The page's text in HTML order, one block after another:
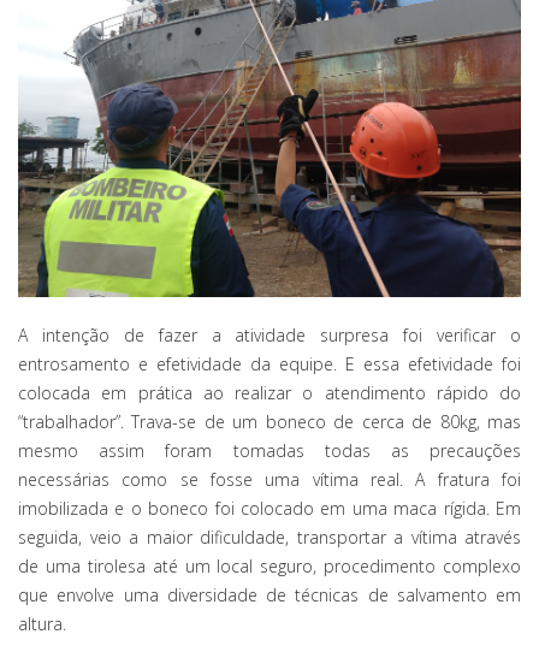
A intenção de fazer a atividade surpresa foi verificar o
entrosamento e efetividade da equipe. E essa efetividade foi
colocada em prática ao realizar o atendimento rápido do
“trabalhador”. Trava-se de um boneco de cerca de 80kg, mas
mesmo assim foram tomadas todas as precauções
necessárias como se fosse uma vítima real. A fratura foi
imobilizada e o boneco foi colocado em uma maca rígida. Em
seguida, veio a maior dificuldade, transportar a vítima através
de uma tirolesa até um local seguro, procedimento complexo
que envolve uma diversidade de técnicas de salvamento em
altura.